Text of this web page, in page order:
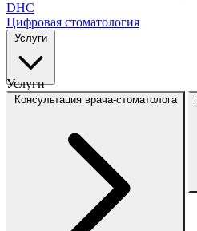
DHC
Цифровая стоматология
Услуги
Услуги
Консультация врача-стоматолога